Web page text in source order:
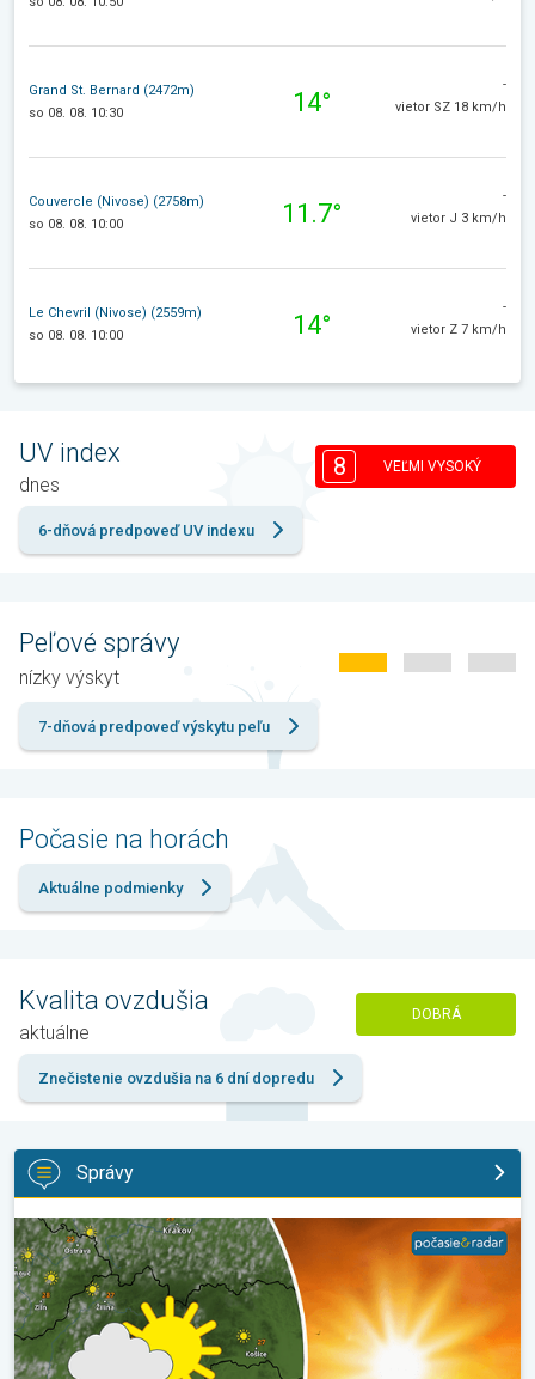
Grand St. Bernard (2472m)
so 08. 08. 10:30
14°
-
vietor SZ 18 km/h
Couvercle (Nivose) (2758m)
so 08. 08. 10:00
11.7°
-
vietor J 3 km/h
Le Chevril (Nivose) (2559m)
so 08. 08. 10:00
14°
-
vietor Z 7 km/h
UV index
dnes
8 VEĽMI VYSOKÝ
6-dňová predpoveď UV indexu
Peľové správy
nízky výskyt
7-dňová predpoveď výskytu peľu
Počasie na horách
Aktuálne podmienky
Kvalita ovzdušia
aktuálne
DOBRÁ
Znečistenie ovzdušia na 6 dní dopredu
Správy
Extrém ustúpi, horúčavy zostanú. Výhľad počasia. . .